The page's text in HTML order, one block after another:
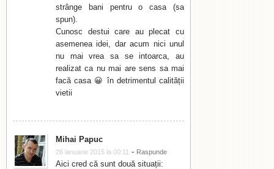
strânge bani pentru o casa (sa
spun).
Cunosc destui care au plecat cu
asemenea idei, dar acum nici unul
nu mai vrea sa se intoarca, au
realizat ca nu mai are sens sa mai
facă casa 😀 în detrimentul calității
vietii
Mihai Papuc
26 ianuarie 2015 la 00:11 - Raspunde
Aici cred că sunt două situații: